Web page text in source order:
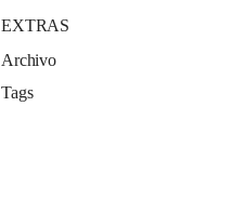
EXTRAS
Archivo
Tags